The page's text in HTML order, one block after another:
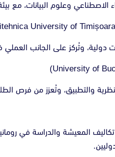
وعلوم البيانات، مع
دولية، وتُركز على الجانب
والتطبيق، وتُعزز من فرص
المعيشة والدراسة في